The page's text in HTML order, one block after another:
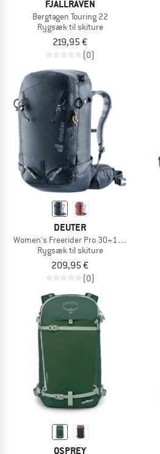
FJÄLLRÄVEN
Bergtagen Touring 22
Rygsæk til skiture
219,95 €
(0)
DEUTER
Women's Freerider Pro 30+10 SL
Rygsæk til skiture
209,95 €
(0)
OSPREY